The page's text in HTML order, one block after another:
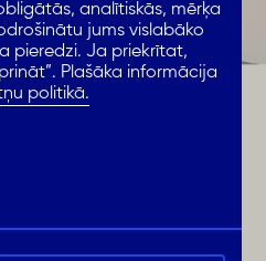
analītiskās, mērķa
jums vislabāko
pieredzi. Ja priekrītat,
Plašāka informācija
politikā.